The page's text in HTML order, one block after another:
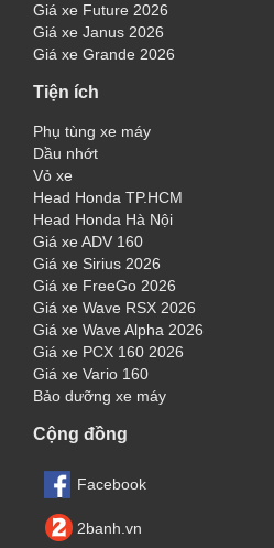
Giá xe Future 2026
Giá xe Janus 2026
Giá xe Grande 2026
Tiện ích
Phụ tùng xe máy
Dầu nhớt
Vỏ xe
Head Honda TP.HCM
Head Honda Hà Nội
Giá xe ADV 160
Giá xe Sirius 2026
Giá xe FreeGo 2026
Giá xe Wave RSX 2026
Giá xe Wave Alpha 2026
Giá xe PCX 160 2026
Giá xe Vario 160
Bảo dưỡng xe máy
Cộng đồng
Facebook
2banh.vn